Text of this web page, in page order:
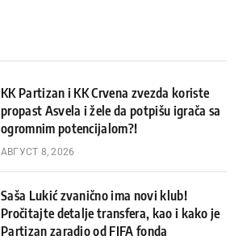
KK Partizan i KK Crvena zvezda koriste
propast Asvela i žele da potpišu igrača sa
ogromnim potencijalom?!
АВГУСТ 8, 2026
Saša Lukić zvanično ima novi klub!
Pročitajte detalje transfera, kao i kako je
Partizan zaradio od FIFA fonda